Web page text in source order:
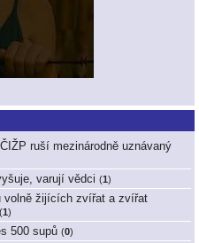
ruší mezinárodně uznávaný
varují vědci (1)
volně žijících zvířat a zvířat
(1)
500 supů (0)